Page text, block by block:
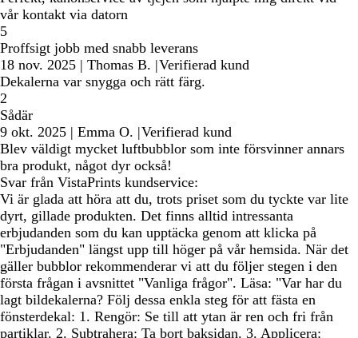
vår kontakt via datorn
5
Proffsigt jobb med snabb leverans
18 nov. 2025 | Thomas B. |Verifierad kund
Dekalerna var snygga och rätt färg.
2
Sådär
9 okt. 2025 | Emma O. |Verifierad kund
Blev väldigt mycket luftbubblor som inte försvinner annars
bra produkt, något dyr också!
Svar från VistaPrints kundservice:
Vi är glada att höra att du, trots priset som du tyckte var lite
dyrt, gillade produkten. Det finns alltid intressanta
erbjudanden som du kan upptäcka genom att klicka på
"Erbjudanden" längst upp till höger på vår hemsida. När det
gäller bubblor rekommenderar vi att du följer stegen i den
första frågan i avsnittet "Vanliga frågor". Läsa: "Var har du
lagt bildekalerna? Följ dessa enkla steg för att fästa en
fönsterdekal: 1. Rengör: Se till att ytan är ren och fri från
partiklar. 2. Subtrahera: Ta bort baksidan. 3. Applicera: